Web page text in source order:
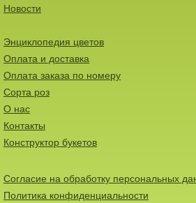
Новости
Энциклопедия цветов
Оплата и доставка
Оплата заказа по номеру
Сорта роз
О нас
Контакты
Конструктор букетов
Согласие на обработку персональных
Политика конфиденциальности